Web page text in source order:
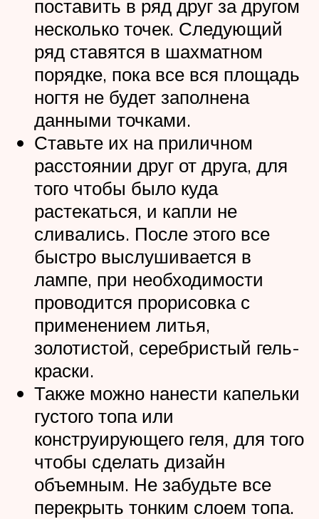
поставить в ряд друг за другом
несколько точек. Следующий
ряд ставятся в шахматном
порядке, пока все вся площадь
ногтя не будет заполнена
данными точками.
Ставьте их на приличном
расстоянии друг от друга, для
того чтобы было куда
растекаться, и капли не
сливались. После этого все
быстро выслушивается в
лампе, при необходимости
проводится прорисовка с
применением литья,
золотистой, серебристый гель-
краски.
Также можно нанести капельки
густого топа или
конструирующего геля, для того
чтобы сделать дизайн
объемным. Не забудьте все
перекрыть тонким слоем топа.